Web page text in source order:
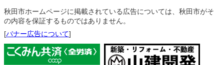
秋田市ホームページに掲載されている広告については、秋田市がそ
の内容を保証するものではありません。
[バナー広告について]